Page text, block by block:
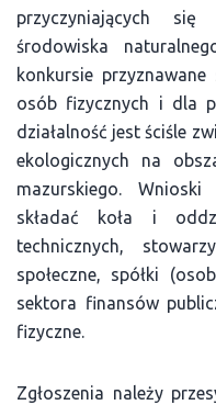
przyczyniających
środowiska
konkursie
osób fizycznych i dla
działalność jest ściśle
ekologicznych na
mazurskiego.
składać koła i
technicznych,
społeczne, spółki
sektora finansów
fizyczne.
Zgłoszenia należy